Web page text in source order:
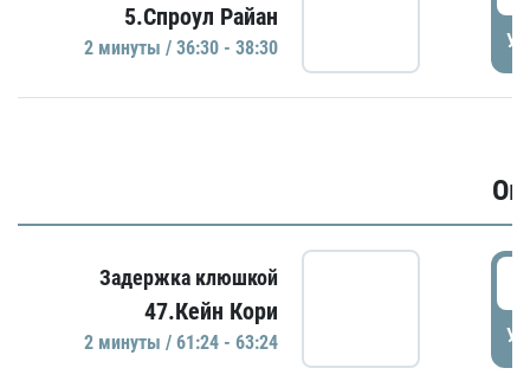
5.Спроул Райан
2 минуты / 36:30 - 38:30
Задержка клюшкой
47.Кейн Кори
2 минуты / 61:24 - 63:24